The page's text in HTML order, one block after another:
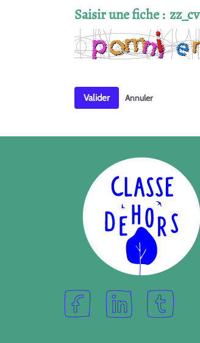
Saisir une fiche :
Valider Annuler